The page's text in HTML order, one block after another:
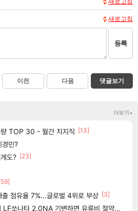
새로고침
새로고침
등록
이전 다음 댓글보기
더보기+
TOP 30 - 월간 치지직 [13]
경민?
도? [23]
[59]
점유율 7%…글로벌 4위로 부상 [3]
2.0NA 기변하면 유류비 절약이 얼마나 될까요..?